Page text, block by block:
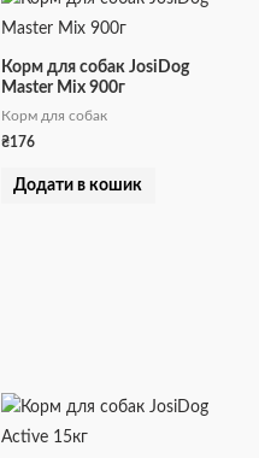
Корм для собак JosiDog
Master Mix 900г
Корм для собак
₴176
Додати в кошик